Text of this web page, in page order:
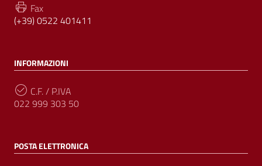
Fax
(+39) 0522 401411
INFORMAZIONI
C.F. / P.IVA
022 999 303 50
POSTA ELETTRONICA